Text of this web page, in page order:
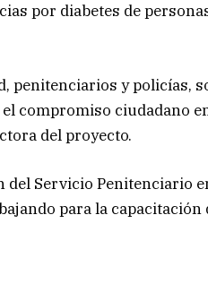
por diabetes de
penitenciarios y policías,
compromiso ciudadano
del proyecto.
Servicio Penitenciario
para la